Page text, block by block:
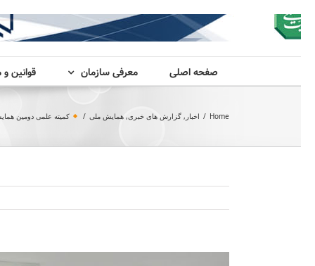
صفحه اصلی معرفی سازمان قوانین
Home
/ اخبار , گزارش های خبری, همایش ملی / کمیته علمی دومین